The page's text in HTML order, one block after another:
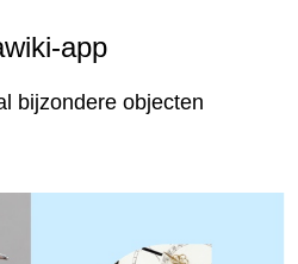
app
bijzondere objecten